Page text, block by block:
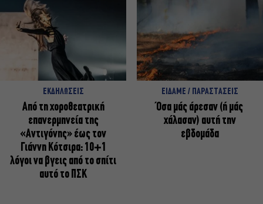
ΕΚΔΗΛΩΣΕΙΣ
Από τη χοροθεατρική
επανερμηνεία της
«Αντιγόνης» έως τον
Γιάννη Κότσιρα: 10+1
λόγοι να βγεις από το σπίτι
αυτό το ΠΣΚ
ΕΙΔΑΜΕ / ΠΑΡΑΣΤΑΣΕΙΣ
Όσα μάς άρεσαν (ή μάς
χάλασαν) αυτή την
εβδομάδα